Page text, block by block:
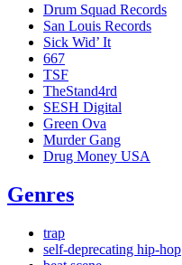
Drum Squad Records
San Louis Records
Sick Wid’ It
667
TSF
TheStand4rd
SESH Digital
Green Ova
Murder Gang
Drug Money USA
Genres
trap
self-deprecating hip-hop